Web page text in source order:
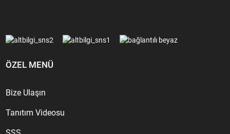
ÖZEL MENÜ
Bize Ulaşın
Tanıtım Videosu